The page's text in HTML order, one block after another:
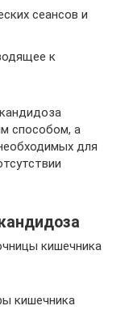
сеансов и
к
способом, а
для
кишечника
кишечника